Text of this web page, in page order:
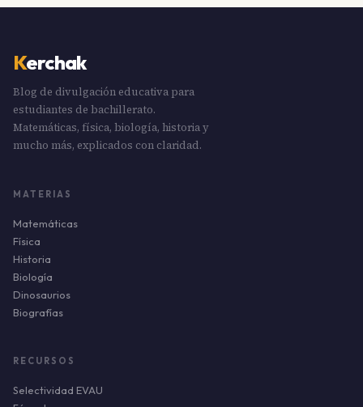
Kerchak
Blog de divulgación educativa para
estudiantes de bachillerato.
Matemáticas, física, biología, historia y
mucho más, explicados con claridad.
MATERIAS
Matemáticas
Física
Historia
Biología
Dinosaurios
Biografías
RECURSOS
Selectividad EVAU